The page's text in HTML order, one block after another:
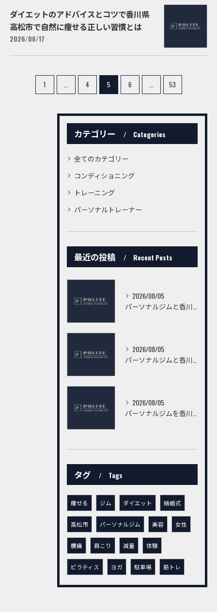
ダイエットのアドバイスとコツで香川県
高松市で自然に痩せる正しい習慣とは
2026/06/17
1 ... 4 5 6 ... 53
カテゴリー Categories
全てのカテゴリー
コンディショニング
トレーニング
パーソナルトレーナー
最近の投稿 Recent Posts
2026/08/05
2026/08/05
2026/08/05
タグ Tags
痩せる ジム ダイエット 結婚式
高松市 パーソナルジム 美容 女性
腰痛 肩こり 減量 体験
ピラティス ヨガ 駐車場 筋トレ